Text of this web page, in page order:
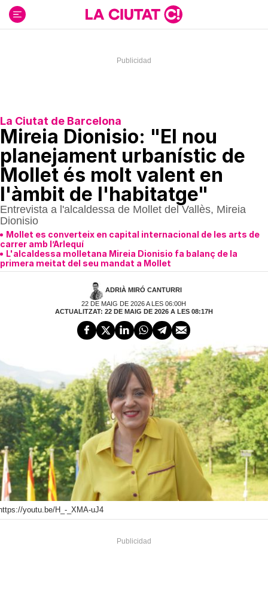
contenido
La Ciutat de Barcelona
Mireia Dionisio: "El nou
planejament urbanístic de
Mollet és molt valent en
l'àmbit de l'habitatge"
Entrevista a l'alcaldessa de Mollet del Vallès, Mireia
Dionisio
Mollet es converteix en capital internacional de les arts de
carrer amb l’Arlequí
L'alcaldessa molletana Mireia Dionisio fa balanç de la
primera meitat del seu mandat a Mollet
ADRIÀ MIRÓ CANTURRI
22 DE MAIG DE 2026 A LES 06:00H
ACTUALITZAT: 22 DE MAIG DE 2026 A LES 08:17H
youtu.be/H_-_XMA-uJ4